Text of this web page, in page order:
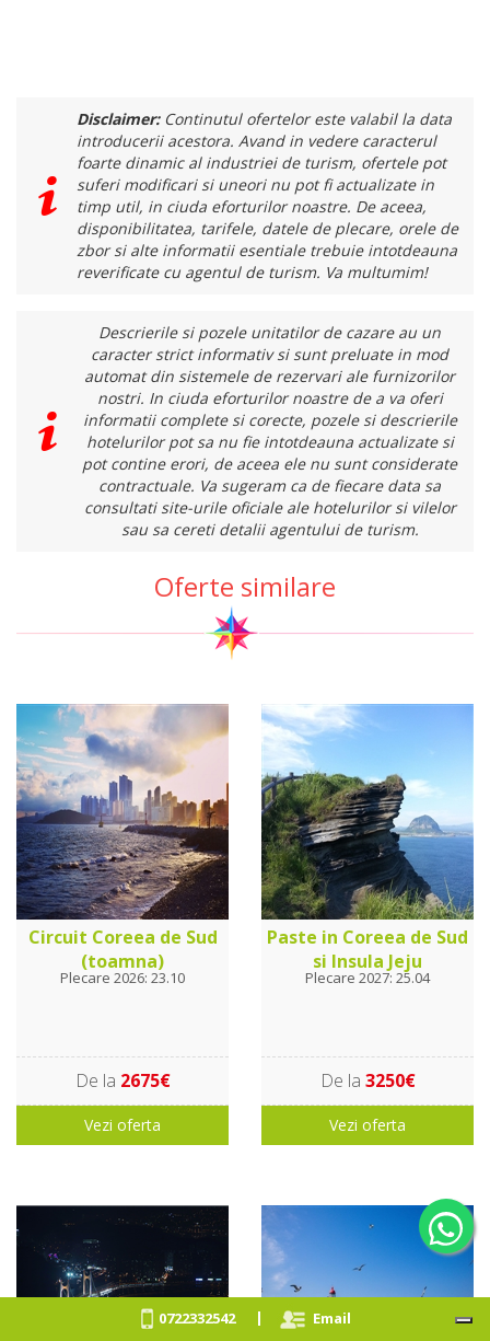
Disclaimer:Continutul ofertelor este valabil la data
introducerii acestora. Avand in vedere caracterul
foarte dinamic al industriei de turism, ofertele pot
suferi modificari si uneori nu pot fi actualizate in
timp util, in ciuda eforturilor noastre. De aceea,
disponibilitatea, tarifele, datele de plecare, orele de
zbor si alte informatii esentiale trebuie intotdeauna
reverificate cu agentul de turism. Va multumim!
Descrierile si pozele unitatilor de cazare au un
caracter strict informativ si sunt preluate in mod
automat din sistemele de rezervari ale furnizorilor
nostri. In ciuda eforturilor noastre de a va oferi
informatii complete si corecte, pozele si descrierile
hotelurilor pot sa nu fie intotdeauna actualizate si
pot contine erori, de aceea ele nu sunt considerate
contractuale. Va sugeram ca de fiecare data sa
consultati site-urile oficiale ale hotelurilor si vilelor
sau sa cereti detalii agentului de turism.
Oferte similare
Circuit Coreea de Sud
(toamna)
Plecare 2026: 23.10
De la 2675€
Vezi oferta
Paste in Coreea de Sud
si Insula Jeju
Plecare 2027: 25.04
De la 3250€
Vezi oferta
0722332542| Email